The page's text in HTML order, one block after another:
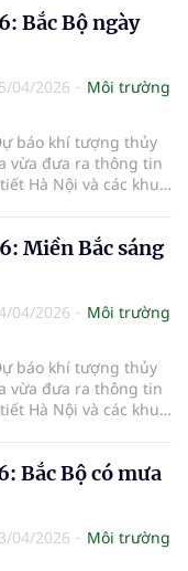
Bắc Bộ ngày
04/2026
Môi trường
báo khí tượng thủy
vừa đưa ra thông tin
Hà Nội và các khu
Miền Bắc sáng
04/2026
Môi trường
báo khí tượng thủy
vừa đưa ra thông tin
Hà Nội và các khu
Bắc Bộ có mưa
04/2026
Môi trường